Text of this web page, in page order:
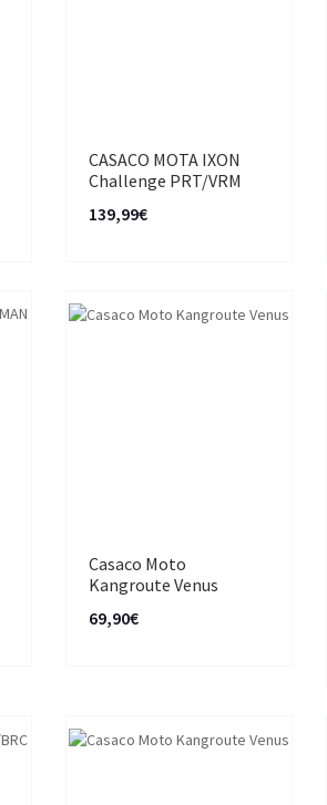
CASACO MOTA IXON
Challenge PRT/VRM
139,99€
Casaco Moto
Kangroute Venus
69,90€